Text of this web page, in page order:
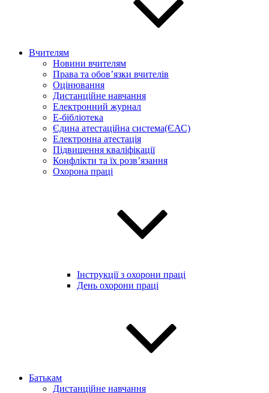
Вчителям
Новини вчителям
Права та обов’язки вчителів
Оцінювання
Дистанційне навчання
Електронний журнал
E-бібліотека
Єдина атестаційна система(ЄАС)
Електронна атестація
Підвищення кваліфікації
Конфлікти та їх розв’язання
Охорона праці
Інструкції з охорони праці
День охорони праці
Батькам
Дистанційне навчання